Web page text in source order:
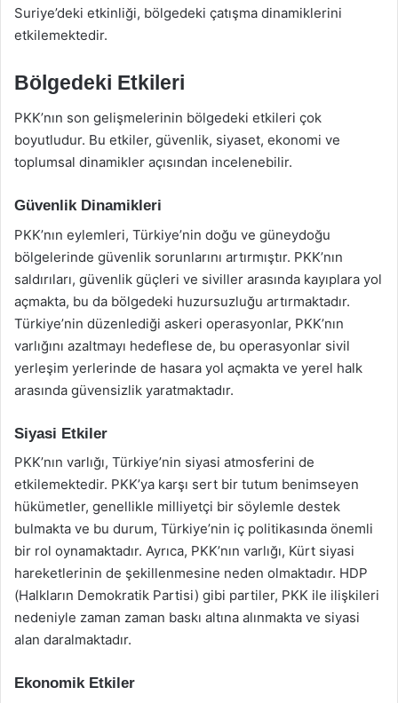
Suriye’deki etkinliği, bölgedeki çatışma dinamiklerini
etkilemektedir.
Bölgedeki Etkileri
PKK’nın son gelişmelerinin bölgedeki etkileri çok
boyutludur. Bu etkiler, güvenlik, siyaset, ekonomi ve
toplumsal dinamikler açısından incelenebilir.
Güvenlik Dinamikleri
PKK’nın eylemleri, Türkiye’nin doğu ve güneydoğu
bölgelerinde güvenlik sorunlarını artırmıştır. PKK’nın
saldırıları, güvenlik güçleri ve siviller arasında kayıplara yol
açmakta, bu da bölgedeki huzursuzluğu artırmaktadır.
Türkiye’nin düzenlediği askeri operasyonlar, PKK’nın
varlığını azaltmayı hedeflese de, bu operasyonlar sivil
yerleşim yerlerinde de hasara yol açmakta ve yerel halk
arasında güvensizlik yaratmaktadır.
Siyasi Etkiler
PKK’nın varlığı, Türkiye’nin siyasi atmosferini de
etkilemektedir. PKK’ya karşı sert bir tutum benimseyen
hükümetler, genellikle milliyetçi bir söylemle destek
bulmakta ve bu durum, Türkiye’nin iç politikasında önemli
bir rol oynamaktadır. Ayrıca, PKK’nın varlığı, Kürt siyasi
hareketlerinin de şekillenmesine neden olmaktadır. HDP
(Halkların Demokratik Partisi) gibi partiler, PKK ile ilişkileri
nedeniyle zaman zaman baskı altına alınmakta ve siyasi
alan daralmaktadır.
Ekonomik Etkiler